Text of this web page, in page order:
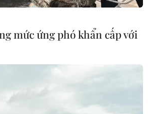
mức ứng phó khẩn cấp với